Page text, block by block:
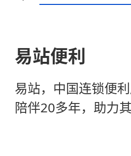
易站便利
易站，中国连锁便
陪伴20多年，助力